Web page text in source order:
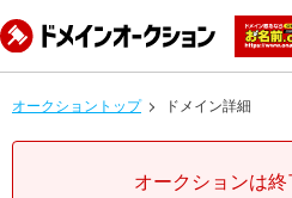
オークショントップ ドメイン詳細
オークションは終